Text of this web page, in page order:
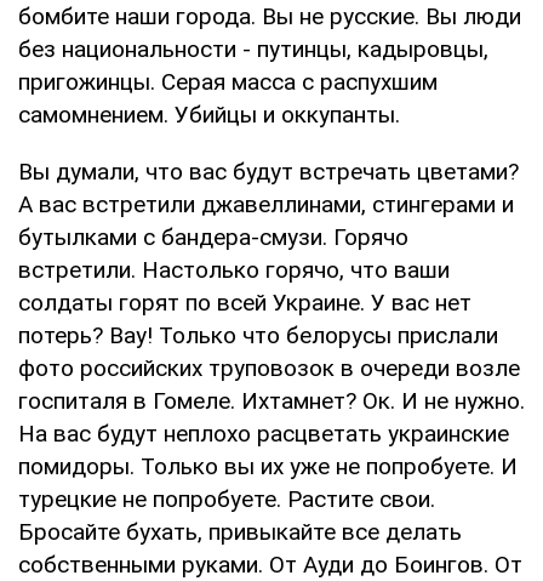
бомбите наши города. Вы не русские. Вы люди
без национальности - путинцы, кадыровцы,
пригожинцы. Серая масса с распухшим
самомнением. Убийцы и оккупанты.
Вы думали, что вас будут встречать цветами?
А вас встретили джавеллинами, стингерами и
бутылками с бандера-смузи. Горячо
встретили. Настолько горячо, что ваши
солдаты горят по всей Украине. У вас нет
потерь? Вау! Только что белорусы прислали
фото российских труповозок в очереди возле
госпиталя в Гомеле. Ихтамнет? Ок. И не нужно.
На вас будут неплохо расцветать украинские
помидоры. Только вы их уже не попробуете. И
турецкие не попробуете. Растите свои.
Бросайте бухать, привыкайте все делать
собственными руками. От Ауди до Боингов. От